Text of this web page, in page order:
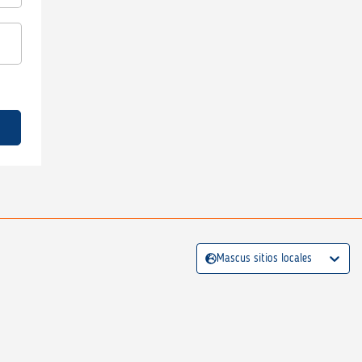
Mascus sitios locales